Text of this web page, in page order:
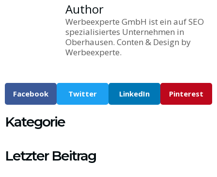
Author
Werbeexperte GmbH ist ein auf SEO
spezialisiertes Unternehmen in
Oberhausen. Conten & Design by
Werbeexperte.
Facebook Twitter LinkedIn Pinterest
Kategorie
Letzter Beitrag